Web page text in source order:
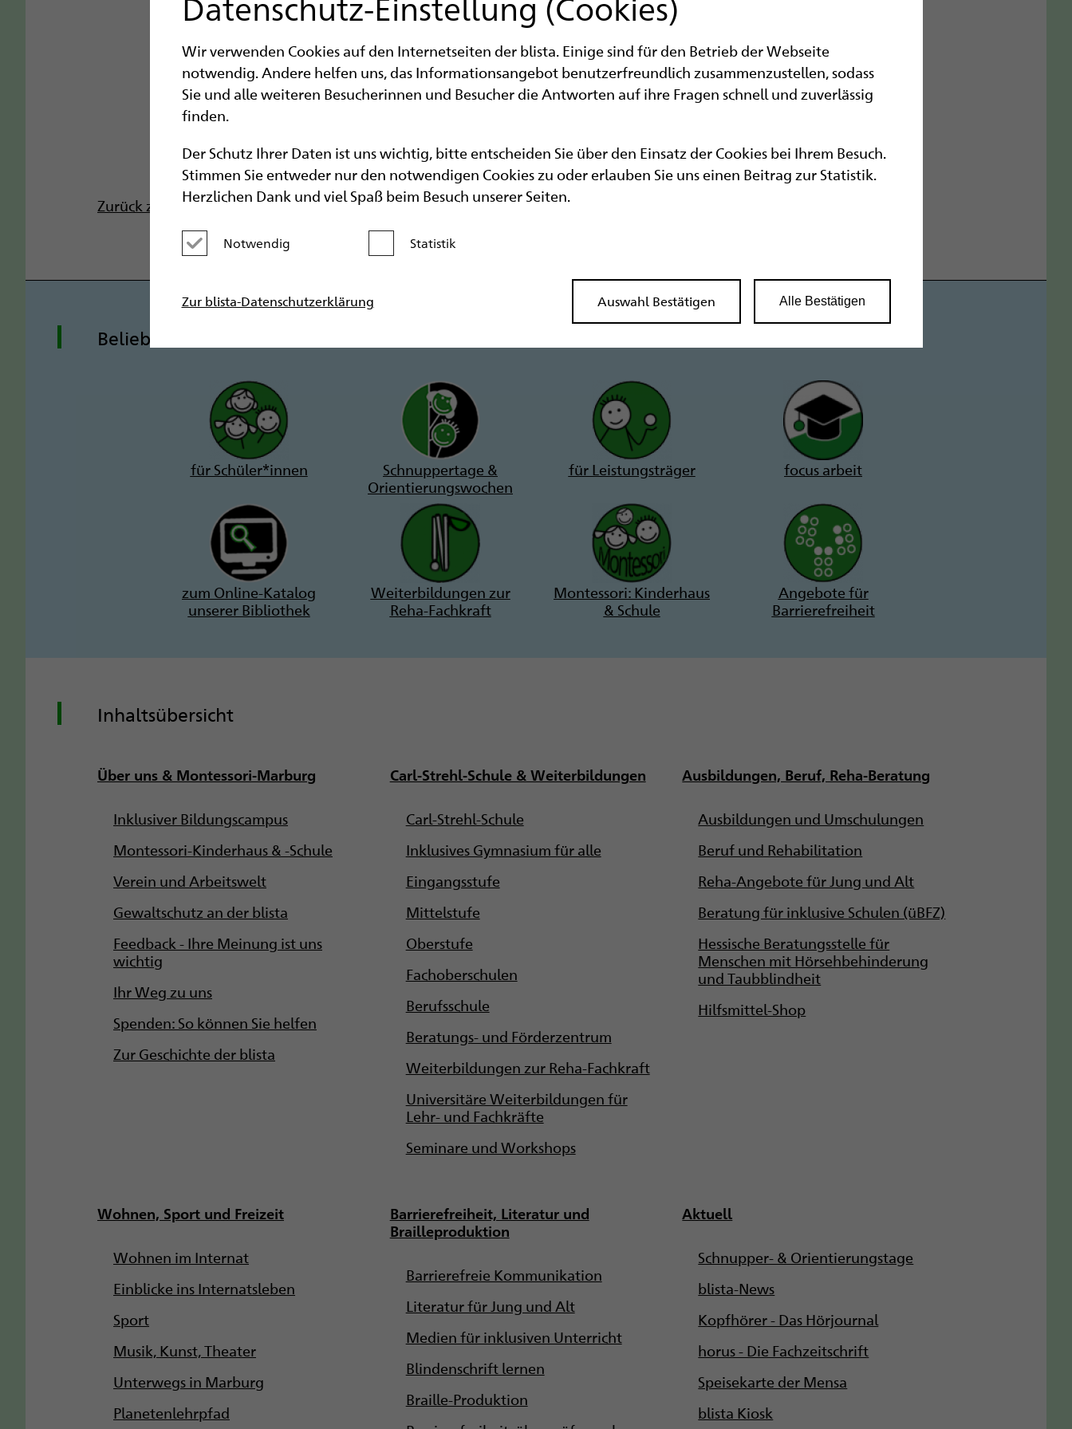
Bild 3 von 21
Zurück zu „Montessori-Schule“
Beliebte Seiten
für Schüler*innen
Schnuppertage &
Orientierungswochen
für Leistungsträger focus arbeit
zum Online-Katalog
unserer Bibliothek
Weiterbildungen zur
Reha-Fachkraft
Montessori: Kinderhaus
& Schule
Angebote für
Barrierefreiheit
Inhaltsübersicht
Über uns & Montessori-Marburg
Inklusiver Bildungscampus
Montessori-Kinderhaus & -Schule
Verein und Arbeitswelt
Gewaltschutz an der blista
Feedback - Ihre Meinung ist uns
wichtig
Ihr Weg zu uns
Spenden: So können Sie helfen
Zur Geschichte der blista
Carl-Strehl-Schule & Weiterbildungen
Carl-Strehl-Schule
Inklusives Gymnasium für alle
Eingangsstufe
Mittelstufe
Oberstufe
Fachoberschulen
Berufsschule
Beratungs- und Förderzentrum
Weiterbildungen zur Reha-Fachkraft
Universitäre Weiterbildungen für
Lehr- und Fachkräfte
Seminare und Workshops
Ausbildungen, Beruf, Reha-Beratung
Ausbildungen und Umschulungen
Beruf und Rehabilitation
Reha-Angebote für Jung und Alt
Beratung für inklusive Schulen (üBFZ)
Hessische Beratungsstelle für
Menschen mit Hörsehbehinderung
und Taubblindheit
Hilfsmittel-Shop
Wohnen, Sport und Freizeit
Wohnen im Internat
Einblicke ins Internatsleben
Sport
Musik, Kunst, Theater
Unterwegs in Marburg
Planetenlehrpfad
Barrierefreiheit, Literatur und
Brailleproduktion
Barrierefreie Kommunikation
Literatur für Jung und Alt
Medien für inklusiven Unterricht
Blindenschrift lernen
Braille-Produktion
Aktuell
Schnupper- & Orientierungstage
blista-News
Kopfhörer - Das Hörjournal
horus - Die Fachzeitschrift
Speisekarte der Mensa
blista Kiosk
Wir verwenden Cookies auf den Internetseiten der blista. Einige sind für den Betrieb der Webseite
notwendig. Andere helfen uns, das Informationsangebot benutzerfreundlich zusammenzustellen, sodass
Sie und alle weiteren Besucherinnen und Besucher die Antworten auf ihre Fragen schnell und zuverlässig
finden.
Der Schutz Ihrer Daten ist uns wichtig, bitte entscheiden Sie über den Einsatz der Cookies bei Ihrem Besuch.
Stimmen Sie entweder nur den notwendigen Cookies zu oder erlauben Sie uns einen Beitrag zur Statistik.
Herzlichen Dank und viel Spaß beim Besuch unserer Seiten.
Notwendig Statistik
Zur blista-Datenschutzerklärung Auswahl Bestätigen Alle Bestätigen